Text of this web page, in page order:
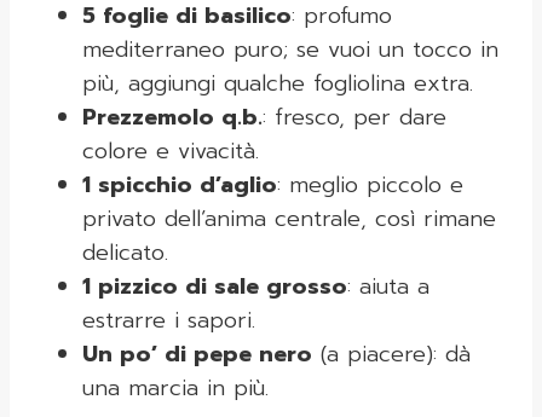
5 foglie di basilico: profumo
mediterraneo puro; se vuoi un tocco in
più, aggiungi qualche fogliolina extra.
Prezzemolo q.b.: fresco, per dare
colore e vivacità.
1 spicchio d’aglio: meglio piccolo e
privato dell’anima centrale, così rimane
delicato.
1 pizzico di sale grosso: aiuta a
estrarre i sapori.
Un po’ di pepe nero (a piacere): dà
una marcia in più.